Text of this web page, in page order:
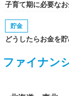
子育て期に必要な
貯金
どうしたらお金を
ファイナン